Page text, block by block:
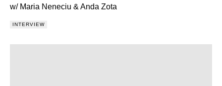
w/ Maria Neneciu & Anda Zota
INTERVIEW